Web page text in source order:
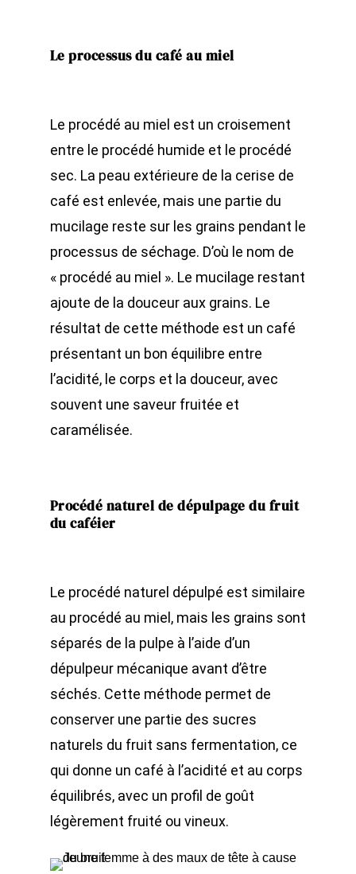
Le processus du café au miel
Le procédé au miel est un croisement
entre le procédé humide et le procédé
sec. La peau extérieure de la cerise de
café est enlevée, mais une partie du
mucilage reste sur les grains pendant le
processus de séchage. D’où le nom de
« procédé au miel ». Le mucilage restant
ajoute de la douceur aux grains. Le
résultat de cette méthode est un café
présentant un bon équilibre entre
l’acidité, le corps et la douceur, avec
souvent une saveur fruitée et
caramélisée.
Procédé naturel de dépulpage du fruit
du caféier
Le procédé naturel dépulpé est similaire
au procédé au miel, mais les grains sont
séparés de la pulpe à l’aide d’un
dépulpeur mécanique avant d’être
séchés. Cette méthode permet de
conserver une partie des sucres
naturels du fruit sans fermentation, ce
qui donne un café à l’acidité et au corps
équilibrés, avec un profil de goût
légèrement fruité ou vineux.